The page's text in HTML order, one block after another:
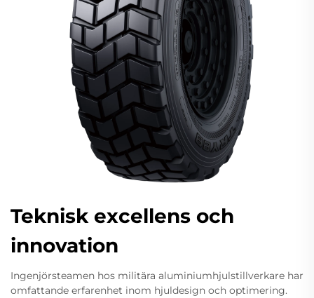
Teknisk excellens och
innovation
Ingenjörsteamen hos militära aluminiumhjulstillverkare har
omfattande erfarenhet inom hjuldesign och optimering.